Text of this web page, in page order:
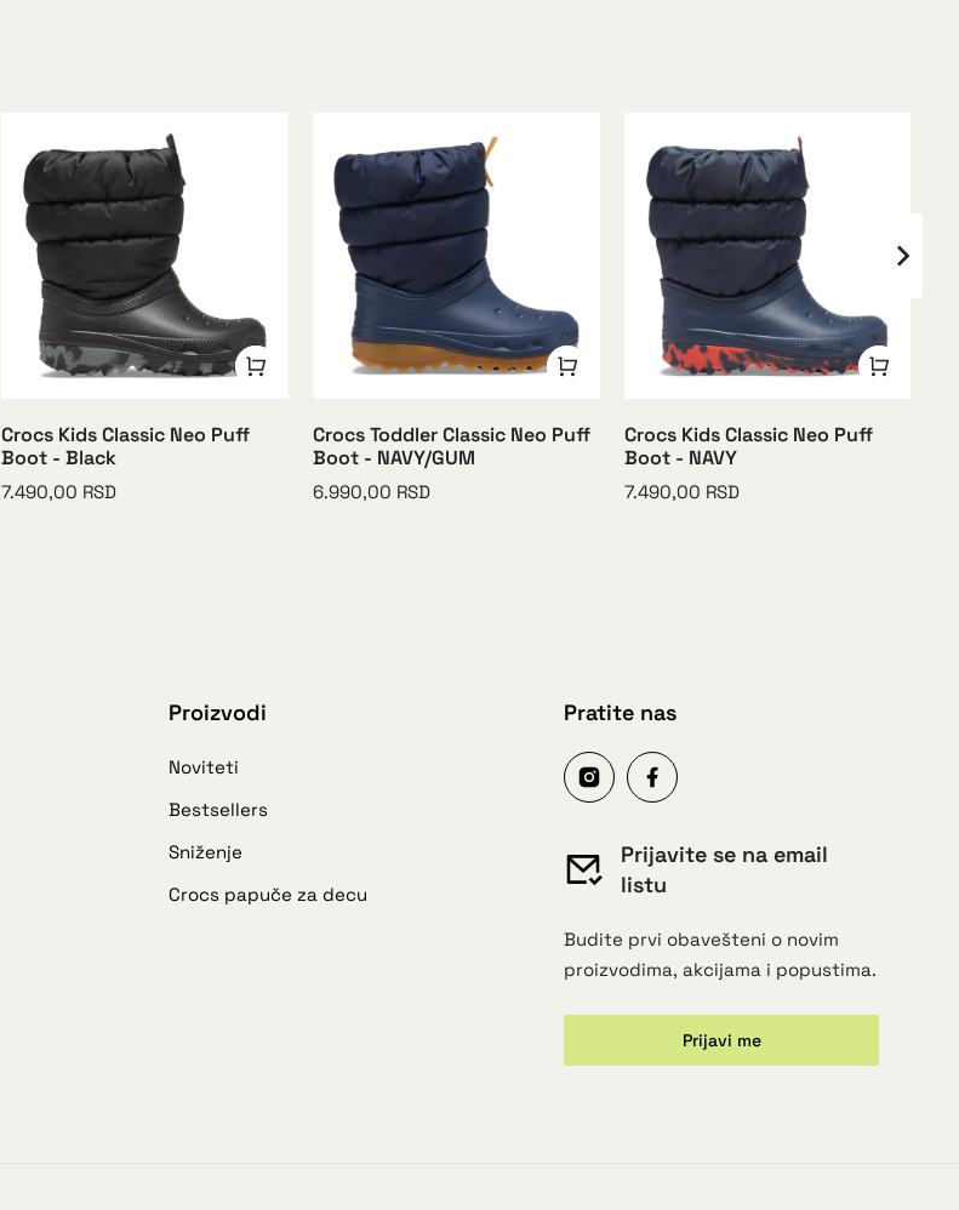
Crocs Kids Classic Neo Puff
Boot - Black
7.490,00 RSD
Crocs Toddler Classic Neo Puff
Boot - NAVY/GUM
6.990,00 RSD
Crocs Kids Classic Neo Puff
Boot - NAVY
7.490,00 RSD
Proizvodi
Noviteti
Bestsellers
Sniženje
Crocs papuče za decu
Pratite nas
Prijavite se na email
listu
Budite prvi obavešteni o novim
proizvodima, akcijama i popustima.
Prijavi me